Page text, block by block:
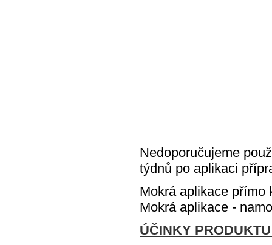
Nedoporučujeme
týdnů po aplikaci
Mokrá aplikace přímo
Mokrá aplikace -
ÚČINKY